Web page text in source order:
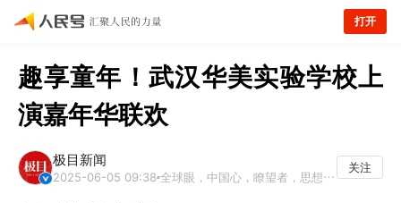
打开
趣享童年！武汉华美实验学校上
演嘉年华联欢
极目新闻
2025-06-05 09:38 全球眼，中国心，瞭望者，思想家。
关注